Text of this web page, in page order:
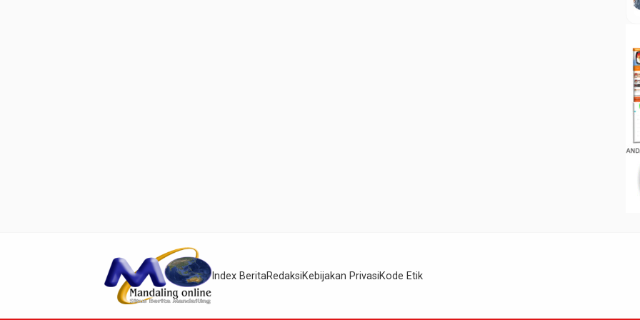
Index BeritaRedaksiKebijakan PrivasiKode Etik